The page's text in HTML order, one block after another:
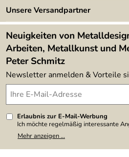
Newsletter
Lieferbedingungen
Kundenbewertungen (394)
4,9/5
Unsere Versandpartner
Neuigkeiten von
Arbeiten, Metallkunst und
Peter Schmitz
Newsletter anmelden & Vorteile
Erlaubnis zur E-Mail-Werbung
Ich möchte regelmäßig interessante
Meine E-Mail-Adresse wird nicht an
weitergegeben. Zu statistischen
Mehr anzeigen ...